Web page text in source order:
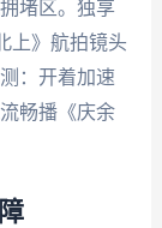
堵区。独享
上》航拍镜头
：开着加速
畅播《庆余